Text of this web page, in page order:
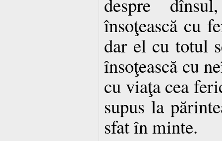
însoţească cu
dar el cu totul
însoţească cu
cu viaţa cea
supus la
sfat în minte.